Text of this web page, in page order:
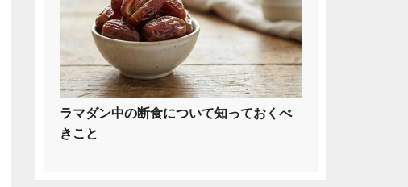
ラマダン中の断食について知っておくべ
きこと